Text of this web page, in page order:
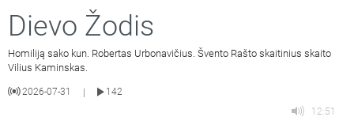
Dievo Žodis
Homiliją sako kun. Robertas Urbonavičius. Švento Rašto skaitinius skaito
Vilius Kaminskas.
2026-07-31 |
142
12:51